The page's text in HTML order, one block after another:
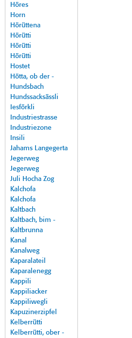
Höres
Horn
Hörüttena
Hörütti
Hörütti
Hörütti
Hostet
Hötta, ob der -
Hundsbach
Hundssacksässli
Iesförkli
Industriestrasse
Industriezone
Insili
Jahams Langegerta
Jegerweg
Jegerweg
Juli Hocha Zog
Kalchofa
Kalchofa
Kaltbach
Kaltbach, bim -
Kaltbrunna
Kanal
Kanalweg
Kaparalateil
Kaparalenegg
Kappili
Kappiliacker
Kappiliwegli
Kapuzinerzipfel
Kelberrütti
Kelberrütti, ober -